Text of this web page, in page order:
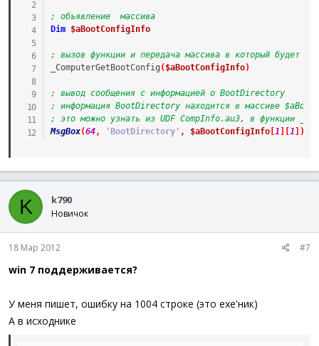
; объявление  массива
Dim
$aBootConfigInfo
; вызов функции и передача массива в который будет
_ComputerGetBootConfig ( $aBootConfigInfo)
; вывод сообщения с информацией о BootDirectory
; информация BootDirectory находится в массиве
; это можно узнать из UDF CompInfo.au3, в функции
MsgBox(64, 'BootDirectory' , $aBootConfigInfo[ 1 1 )
K k790
Новичок
18 Мар 2012 #7
win 7 поддерживается?
У меня пишет, ошибку на 1004 строке (это exe'ник)
А в исходнике